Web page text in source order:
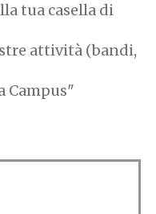
tua casella di
attività (bandi,
Campus"